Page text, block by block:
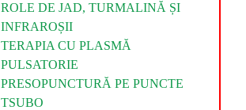
ROLE DE JAD, TURMALINĂ ȘI
INFRAROȘII
TERAPIA CU PLASMĂ
PULSATORIE
PRESOPUNCTURĂ PE PUNCTE
TSUBO